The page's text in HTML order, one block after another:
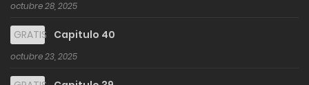
octubre 28, 2025
GRATIS Capitulo 40
octubre 23, 2025